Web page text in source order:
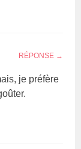
RÉPONSE
je préfère